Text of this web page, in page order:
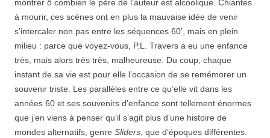
montrer ô combien le père de l’auteur est alcoolique. Chiantes
à mourir, ces scènes ont en plus la mauvaise idée de venir
s’intercaler non pas entre les séquences 60’, mais en plein
milieu : parce que voyez-vous, P.L. Travers a eu une enfance
très, mais alors très très, malheureuse. Du coup, chaque
instant de sa vie est pour elle l’occasion de se remémorer un
souvenir triste. Les parallèles entre ce qu’elle vit dans les
années 60 et ses souvenirs d’enfance sont tellement énormes
que j’en viens à penser qu’il s’agit plus d’une histoire de
mondes alternatifs, genre Sliders , que d’époques différentes.